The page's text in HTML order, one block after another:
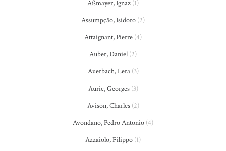
Aßmayer, Ignaz (1)
Assumpção, Isidoro (2)
Attaignant, Pierre (4)
Auber, Daniel (2)
Auerbach, Lera(3)
Auric, Georges(3)
Avison, Charles(2)
Avondano, Pedro Antonio (4)
Azzaiolo, Filippo (1)